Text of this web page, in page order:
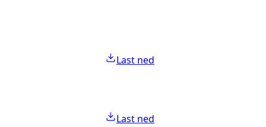
Last ned
Last ned